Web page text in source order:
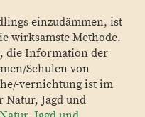
einzudämmen, ist
wirksamste Methode.
die Information der
Schulen von
vernichtung ist im
Natur, Jagd und